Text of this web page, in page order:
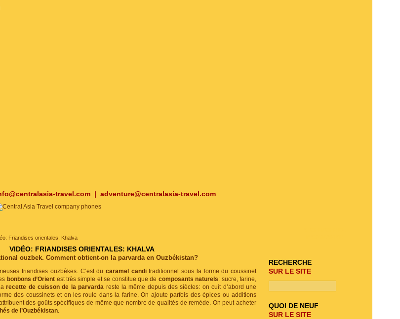
travel.com | adventure@centralasia-travel.com
Friandises orientales: Khalva
VIDÉO: FRIANDISES ORIENTALES: KHALVA
ouzbek. Comment obtient-on la parvarda en Ouzbékistan?
friandises ouzbèkes. C’est du caramel canditraditionnel sous la forme du coussinet
bonbons d’Orient est très simple et se constitue que de composants naturels: sucre, farine,
recette de cuisson de la parvarda reste la même depuis des siècles: on cuit d’abord une
des coussinets et on les roule dans la farine. On ajoute parfois des épices ou additions
des goûts spécifiques de même que nombre de qualités de remède. On peut acheter
de l’Ouzbékistan.
RECHERCHE
SUR LE SITE
QUOI DE NEUF
SUR LE SITE